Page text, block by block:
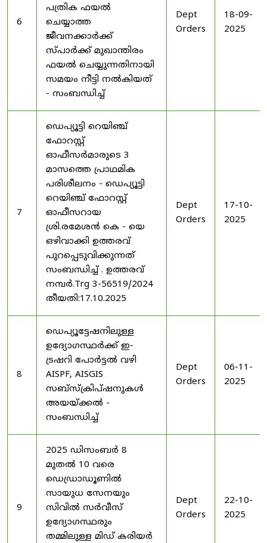
6
പത്രിക ഫയൽ
ചെയ്യാത്ത
ജീവനക്കാർക്ക്
സ്പാർക്ക് മുഖാന്തിരം
ഫയൽ ചെയ്യുന്നതിനായി
സമയം നീട്ടി നൽകിയത്
- സംബന്ധിച്ച്
Dept
Orders
18-09-
2025
7
ഡെപ്യൂട്ടി റെയിഞ്ച്
ഫോറസ്റ്റ്
ഓഫീസർമാരുടെ 3
മാസത്തെ പ്രാഥമിക
പരിശീലനം - ഡെപ്യൂട്ടി
റെയിഞ്ച് ഫോറസ്റ്റ്
ഓഫീസറായ
ശ്രി.രമേശൻ കെ - യെ
ഒഴിവാക്കി ഉത്തരവ്
പുറപ്പെടുവിക്കുന്നത്
സംബന്ധിച്ച് . ഉത്തരവ്
നമ്പർ.Trg 3-56519/2024
തീയതി:17.10.2025
Dept
Orders
17-10-
2025
8
ഡെപ്യൂട്ടേഷനിലുള്ള
ഉദ്യോഗസ്ഥർക്ക് ഇ-
ട്രഷറി പോർട്ടൽ വഴി
AISPF, AISGIS
സബ്‌സ്‌ക്രിപ്‌ഷനുകൾ
അയയ്ക്കൽ -
സംബന്ധിച്ച്
Dept
Orders
06-11-
2025
9
2025 ഡിസംബർ 8
മുതൽ 10 വരെ
ഡെഡ്രാഡൂണിൽ
സായുധ സേനയും
സിവിൽ സർവീസ്
ഉദ്യോഗസ്ഥരും
തമ്മിലുള്ള മിഡ് കരിയർ
Dept
Orders
22-10-
2025